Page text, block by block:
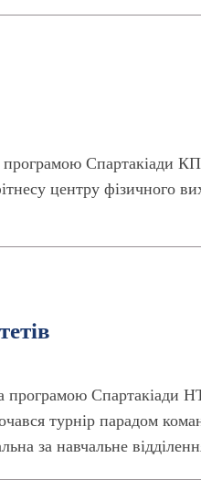
програмою Спартакіади
центру фізичного
за програмою
турнір парадом
за навчальне